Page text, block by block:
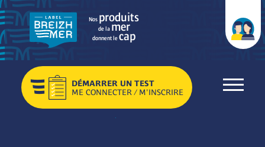
Nos produits
de la mer
donnent lecap
DÉMARRER UN TEST
ME CONNECTER / M'INSCRIRE